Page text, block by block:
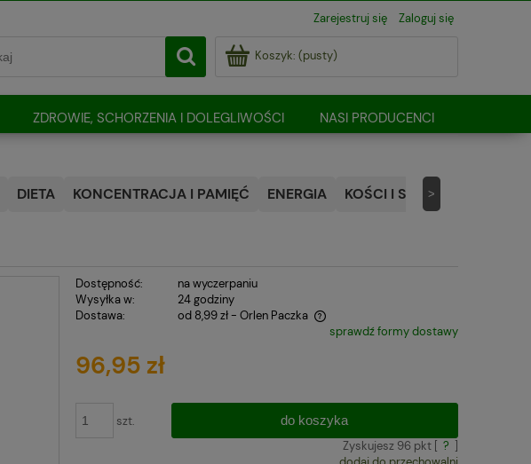
Zarejestruj się Zaloguj się
Koszyk: (pusty)
ZDROWIE, SCHORZENIA I DOLEGLIWOŚCI
NASI PRODUCENCI
DIETA KONCENTRACJA I PAMIĘĆ ENERGIA KOŚCI I STAWY
>
Dostępność:
na wyczerpaniu
Wysyłka w:
24 godziny
Dostawa:
od 8,99 zł - Orlen Paczka
Cena nie zawiera ewentualnych kosztów
płatności
sprawdź formy dostawy
96,95 zł
szt.
do koszyka
Zyskujesz 96pkt [ ? ]